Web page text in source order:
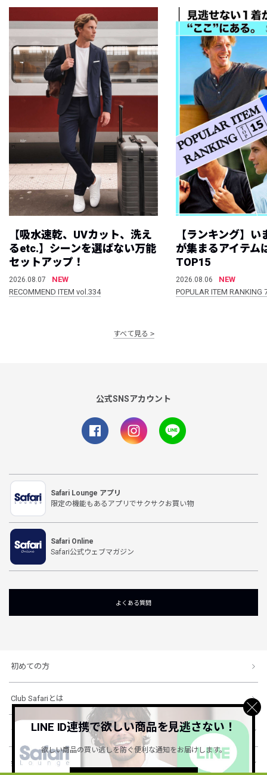
【吸水速乾、UVカット、洗え
るetc.】シーンを選ばない万能
セットアップ！
2026.08.07
NEW
RECOMMEND ITEM vol.334
【ランキング】
が集まるアイテム
TOP15
2026.08.06
NEW
POPULAR ITEM
すべて見る
公式SNSアカウント
Safari Lounge アプリ
限定の機能もあるアプリでサクサクお買い物
Safari Online
Safari公式ウェブマガジン
よくある質問
初めての方
Club Safariとは
ショッピングガイド
会社概要・規約
LINE ID連携で欲しい商品を見逃さない！
欲しい商品の買い逃しを防ぐ便利な通知をお届けします。